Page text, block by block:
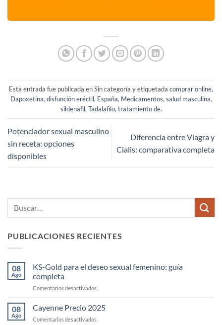
Esta entrada fue publicada en Sin categoría y etiquetada comprar online,
Dapoxetina, disfunción eréctil, España, Medicamentos, salud masculina,
sildenafil, Tadalafilo, tratamiento de.
Potenciador sexual masculino
sin receta: opciones
disponibles
Diferencia entre Viagra y
Cialis: comparativa completa
PUBLICACIONES RECIENTES
08
Ago
KS-Gold para el deseo sexual femenino: guía
completa
Comentarios desactivados
Gold
para
el
08
Ago
Cayenne Precio 2025
Comentarios desactivados